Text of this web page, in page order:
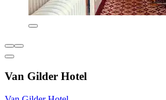
Van Gilder Hotel